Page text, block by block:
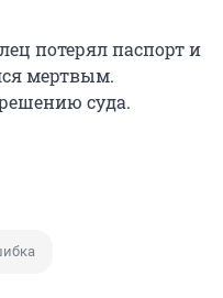
потерял паспорт и
мертвым.
суда.